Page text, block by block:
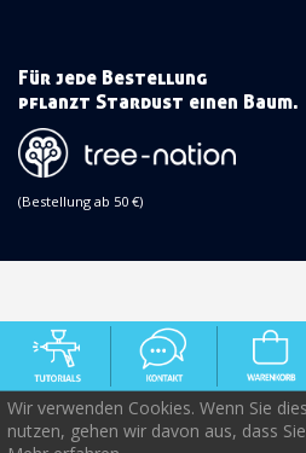
Für jede Bestellung
pflanzt Stardust einen Baum.
(Bestellung ab 50 €)
Wir verwenden Cookies. Wenn Sie
nutzen, gehen wir davon aus, dass